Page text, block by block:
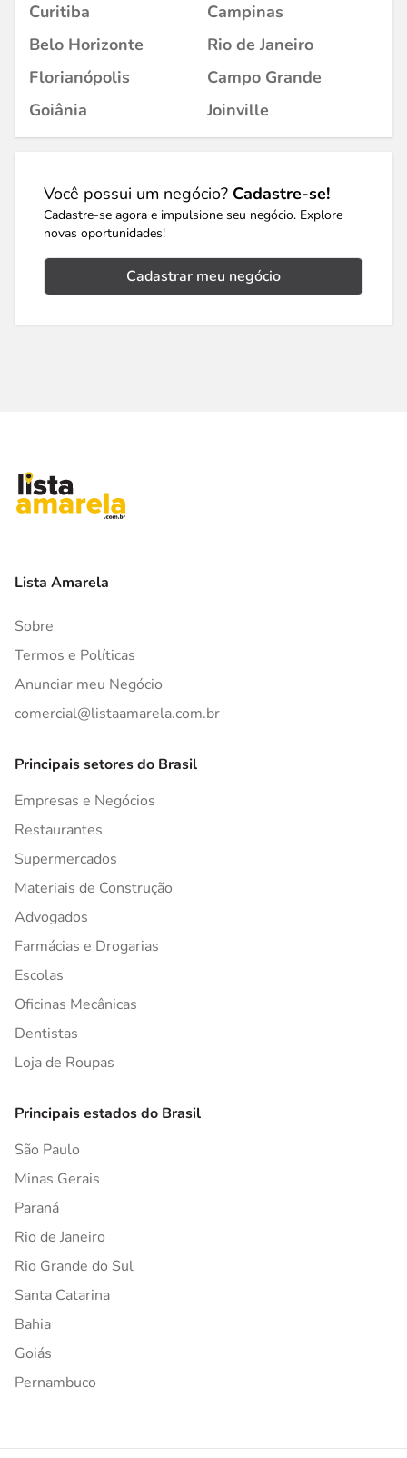
Curitiba
Campinas
Belo Horizonte
Rio de Janeiro
Florianópolis
Campo Grande
Goiânia
Joinville
Você possui um negócio? Cadastre-se!
Cadastre-se agora e impulsione seu negócio. Explore
novas oportunidades!
Cadastrar meu negócio
Lista Amarela
Sobre
Termos e Políticas
Anunciar meu Negócio
comercial@listaamarela.com.br
Principais setores do Brasil
Empresas e Negócios
Restaurantes
Supermercados
Materiais de Construção
Advogados
Farmácias e Drogarias
Escolas
Oficinas Mecânicas
Dentistas
Loja de Roupas
Principais estados do Brasil
São Paulo
Minas Gerais
Paraná
Rio de Janeiro
Rio Grande do Sul
Santa Catarina
Bahia
Goiás
Pernambuco